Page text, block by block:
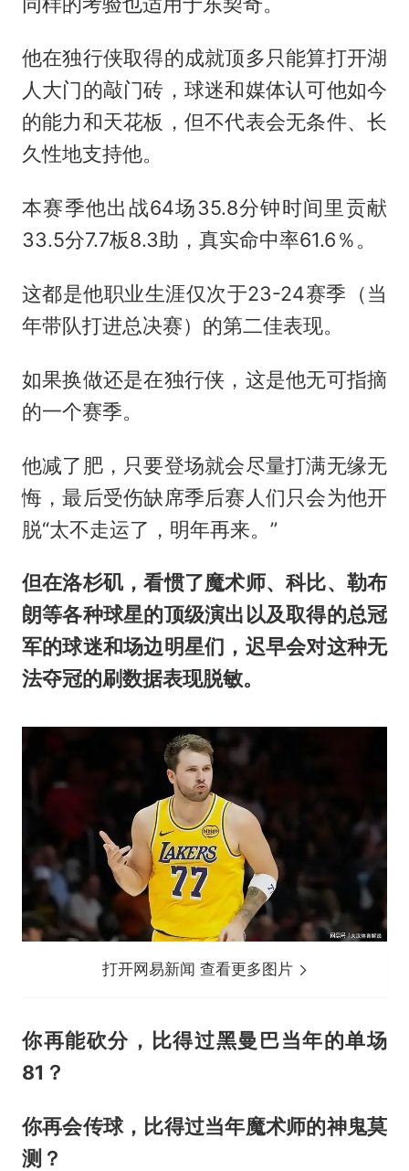
他在独行侠取得的成就顶多只能算打开湖
人大门的敲门砖，球迷和媒体认可他如今
的能力和天花板，但不代表会无条件、长
久性地支持他。
本赛季他出战64场35.8分钟时间里贡献
33.5分7.7板8.3助，真实命中率61.6％。
这都是他职业生涯仅次于23-24赛季（当
年带队打进总决赛）的第二佳表现。
如果换做还是在独行侠，这是他无可指摘
的一个赛季。
他减了肥，只要登场就会尽量打满无缘无
悔，最后受伤缺席季后赛人们只会为他开
脱“太不走运了，明年再来。”
但在洛杉矶，看惯了魔术师、科比、勒布
朗等各种球星的顶级演出以及取得的总冠
军的球迷和场边明星们，迟早会对这种无
法夺冠的刷数据表现脱敏。
打开网易新闻 查看更多图片
你再能砍分，比得过黑曼巴当年的单场
81？
你再会传球，比得过当年魔术师的神鬼莫
测？